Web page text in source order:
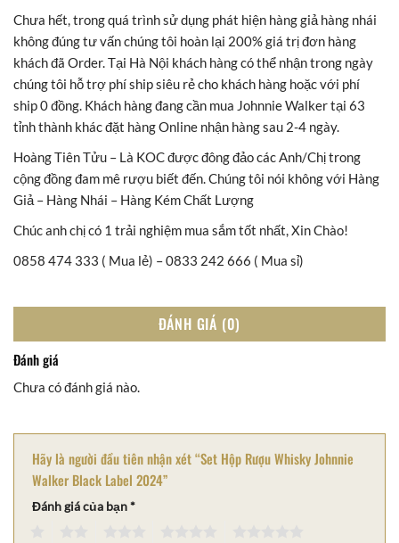
Chưa hết, trong quá trình sử dụng phát hiện hàng giả hàng nhái
không đúng tư vấn chúng tôi hoàn lại 200% giá trị đơn hàng
khách đã Order. Tại Hà Nội khách hàng có thể nhận trong ngày
chúng tôi hỗ trợ phí ship siêu rẻ cho khách hàng hoặc với phí
ship 0 đồng. Khách hàng đang cần mua Johnnie Walker tại 63
tỉnh thành khác đặt hàng Online nhận hàng sau 2-4 ngày.
Hoàng Tiên Tửu – Là KOC được đông đảo các Anh/Chị trong
cộng đồng đam mê rượu biết đến. Chúng tôi nói không với Hàng
Giả – Hàng Nhái – Hàng Kém Chất Lượng
Chúc anh chị có 1 trải nghiệm mua sắm tốt nhất, Xin Chào!
0858 474 333 ( Mua lẻ) – 0833 242 666 ( Mua sỉ)
ĐÁNH GIÁ (0)
Đánh giá
Chưa có đánh giá nào.
Hãy là người đầu tiên nhận xét “Set Hộp Rượu Whisky Johnnie
Walker Black Label 2024”
Đánh giá của bạn*